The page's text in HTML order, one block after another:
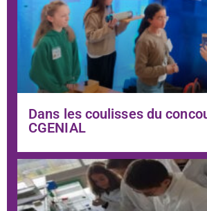
Dans les coulisses du
CGENIAL